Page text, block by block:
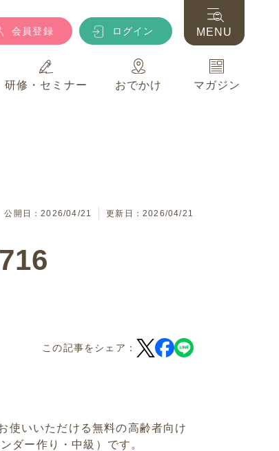
会員登録 ログイン
研修・セミナー おでかけ マガジン
MENU
公開日：2026/04/21 更新日：2026/04/21
この記事をシェア：
使いいただける無料の高齢者向け
ダー作り・中級）です。